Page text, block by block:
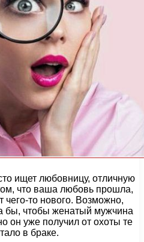
ищет любовницу, отличную
что ваша любовь прошла,
чего-то нового. Возможно,
бы, чтобы женатый мужчина
он уже получил от охоты те
в браке.